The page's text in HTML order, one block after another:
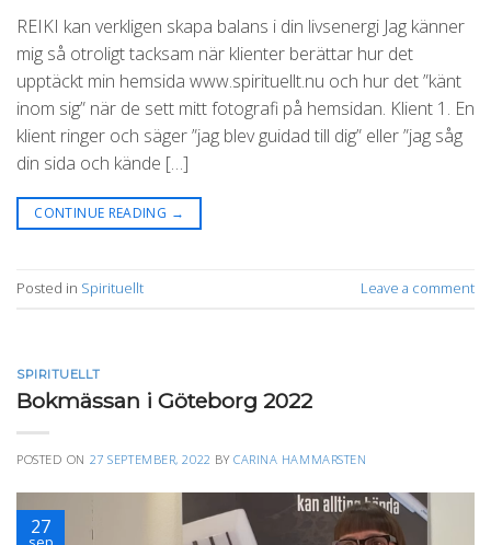
REIKI kan verkligen skapa balans i din livsenergi Jag känner
mig så otroligt tacksam när klienter berättar hur det
upptäckt min hemsida www.spirituellt.nu och hur det ”känt
inom sig” när de sett mitt fotografi på hemsidan. Klient 1. En
klient ringer och säger ”jag blev guidad till dig” eller ”jag såg
din sida och kände […]
CONTINUE READING →
Posted in Spirituellt Leave a comment
SPIRITUELLT
Bokmässan i Göteborg 2022
POSTED ON 27 SEPTEMBER, 2022 BY CARINA HAMMARSTEN
27